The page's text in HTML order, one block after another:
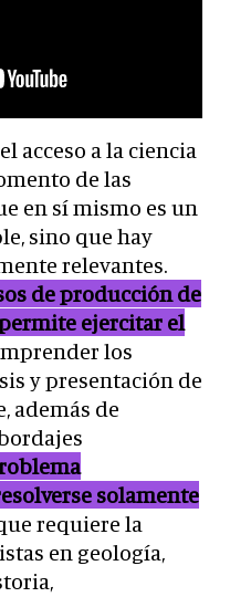
acceso a la ciencia
de las
en sí mismo es un
sino que hay
relevantes.
de producción de
ejercitar el
los
y presentación de
además de
solamente
requiere la
en geología,